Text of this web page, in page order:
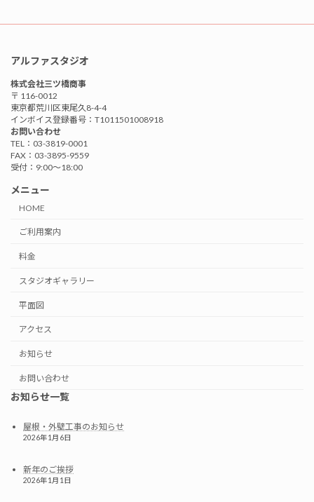
アルファスタジオ
株式会社三ツ橋商事
〒 116-0012
東京都荒川区東尾久8-4-4
インボイス登録番号：T1011501008918
お問い合わせ
TEL：03-3819-0001
FAX：03-3895-9559
受付：9:00〜18:00
メニュー
HOME
ご利用案内
料金
スタジオギャラリー
平面図
アクセス
お知らせ
お問い合わせ
お知らせ一覧
屋根・外壁工事のお知らせ
2026年1月6日
新年のご挨拶
2026年1月1日